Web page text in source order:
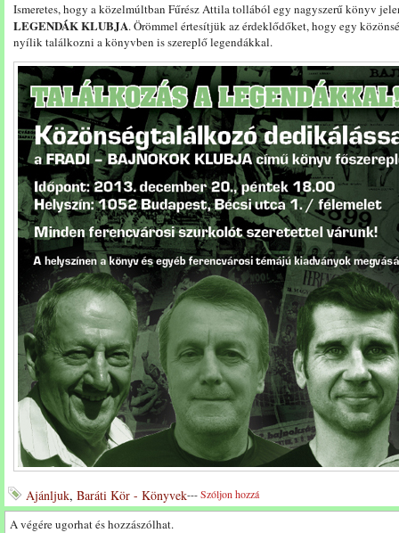
Ismeretes, hogy a közelmúltban Fűrész Attila tollából egy nagyszerű könyv
LEGENDÁK KLUBJA. Örömmel értesítjük az érdeklődőket, hogy egy
nyílik találkozni a könyvben is szereplő legendákkal.
Ajánljuk, Baráti Kör - Könyvek---Szóljon hozzá
A végére ugorhat és hozzászólhat.